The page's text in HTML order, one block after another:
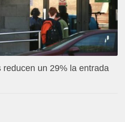
un 29% la entrada